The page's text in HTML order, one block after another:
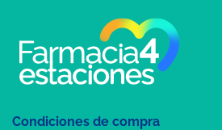
Condiciones de compra